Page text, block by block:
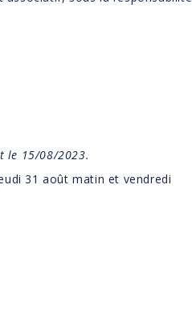
le 15/08/2023.
31 août matin et vendredi